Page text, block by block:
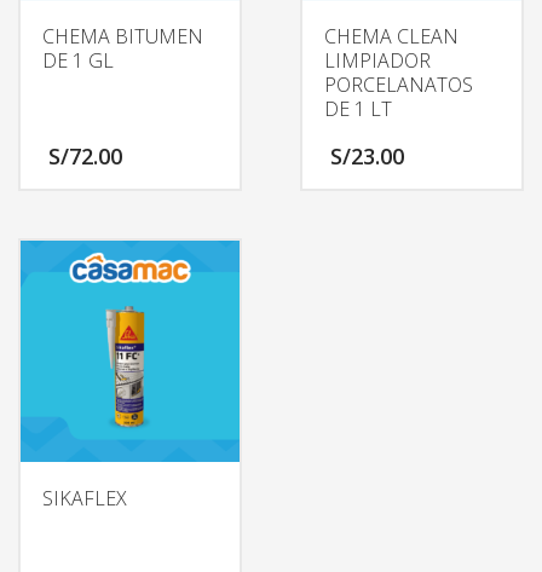
CHEMA BITUMEN
DE 1 GL
S/72.00
CHEMA CLEAN
LIMPIADOR
PORCELANATOS
DE 1 LT
S/23.00
SIKAFLEX